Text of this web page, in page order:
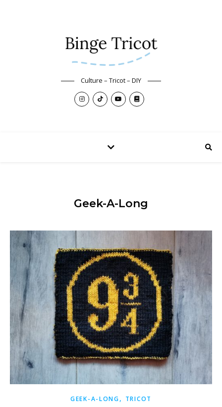
Culture – Tricot – DIY
Geek-A-Long
GEEK-A-LONG, TRICOT